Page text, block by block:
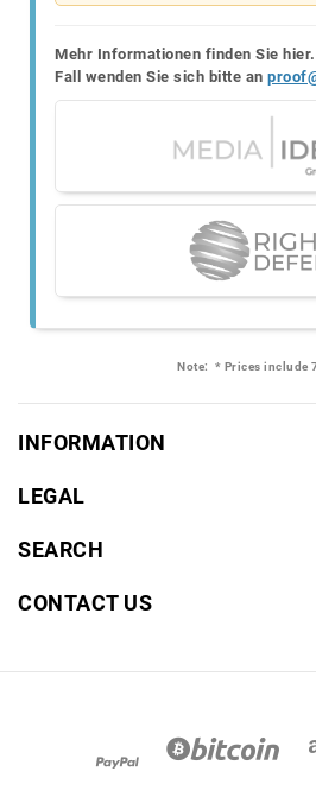
Mehr Informationen finden Sie
Fall wenden Sie sich bitte an
Note: * Prices include
INFORMATION
LEGAL
SEARCH
CONTACT US